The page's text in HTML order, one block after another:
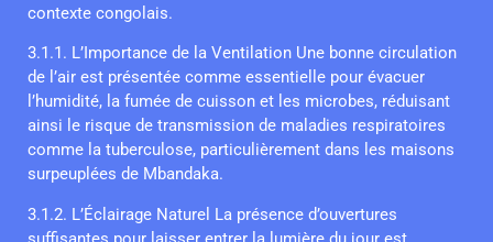
contexte congolais.
3.1.1. L’Importance de la Ventilation Une bonne circulation
de l’air est présentée comme essentielle pour évacuer
l’humidité, la fumée de cuisson et les microbes, réduisant
ainsi le risque de transmission de maladies respiratoires
comme la tuberculose, particulièrement dans les maisons
surpeuplées de Mbandaka.
3.1.2. L’Éclairage Naturel La présence d’ouvertures